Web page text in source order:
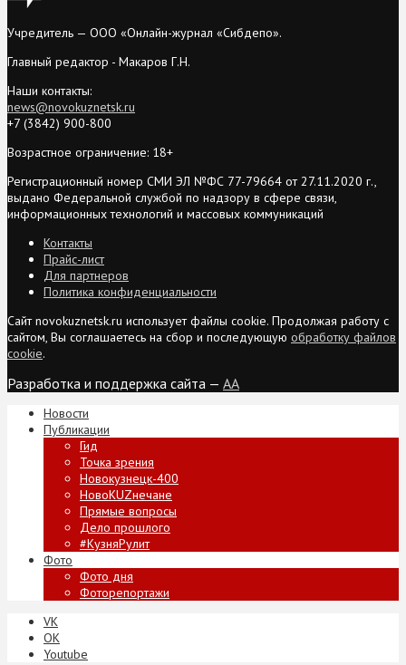
Учредитель — ООО «Онлайн-журнал «Сибдепо».
Главный редактор - Макаров Г.Н.
Наши контакты:
news@novokuznetsk.ru
+7 (3842) 900-800
Возрастное ограничение: 18+
Регистрационный номер СМИ ЭЛ №ФС 77-79664 от 27.11.2020 г.,
выдано Федеральной службой по надзору в сфере связи,
информационных технологий и массовых коммуникаций
Контакты
Прайс-лист
Для партнеров
Политика конфиденциальности
Сайт novokuznetsk.ru использует файлы cookie. Продолжая работу с
сайтом, Вы соглашаетесь на сбор и последующую обработку файлов
cookie.
Разработка и поддержка сайта — AA
Новости
Публикации
Гид
Точка зрения
Новокузнецк-400
НовоKUZнечане
Прямые вопросы
Дело прошлого
#КузняРулит
Фото
Фото дня
Фоторепортажи
VK
ОК
Youtube